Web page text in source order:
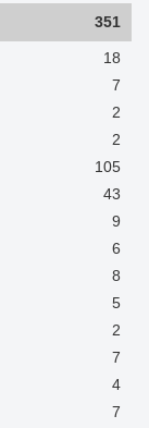
351
18
7
2
2
105
43
9
6
8
5
2
7
4
7